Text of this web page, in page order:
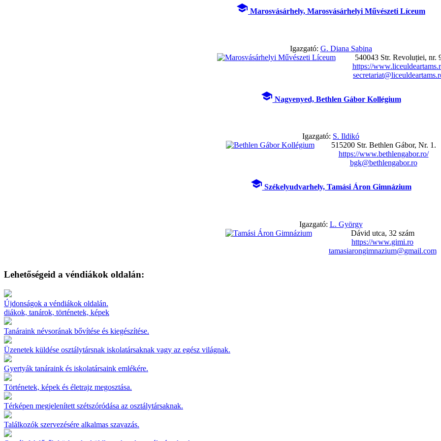
school Marosvásárhely, Marosvásárhelyi Művészeti Líceum
Igazgató: G. Diana Sabina
540043 Str. Revoluției, nr.
https://
school Nagyenyed, Bethlen Gábor Kollégium
Igazgató: S. Ildikó
515200 Str. Bethlen Gábor, Nr. 1.
https://www.bethlengabor.ro/
bgk@bethlengabor.ro
school Székelyudvarhely, Tamási Áron Gimnázium
Igazgató: L. György
Dávid utca, 32 szám
https://www.gimi.ro
tamasiarongimnazium@gmail.com
Lehetőségeid a véndiákok oldalán:
Újdonságok a véndiákok oldalán.
diákok, tanárok, történetek, képek
Tanáraink névsorának bővítése és kiegészítése.
Üzenetek küldése osztálytársnak iskolatársaknak vagy az egész világnak.
Gyertyák tanáraink és iskolatársaink emlékére.
Történetek, képek és életrajz megosztása.
Térképen megjelenített szétszóródása az osztálytársaknak.
Találkozók szervezésére alkalmas szavazás.